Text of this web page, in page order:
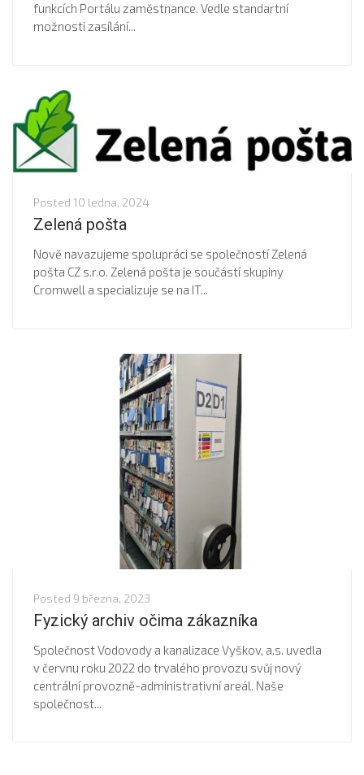
funkcích Portálu zaměstnance. Vedle standartní
možnosti zasílání...
Posted 10 ledna, 2024
Zelená pošta
Nově navazujeme spolupráci se společností Zelená
pošta CZ s.r.o. Zelená pošta je součástí skupiny
Cromwell a specializuje se na IT...
Posted 9 března, 2023
Fyzický archiv očima zákazníka
Společnost Vodovody a kanalizace Vyškov, a.s. uvedla
v červnu roku 2022 do trvalého provozu svůj nový
centrální provozně-administrativní areál. Naše
společnost...